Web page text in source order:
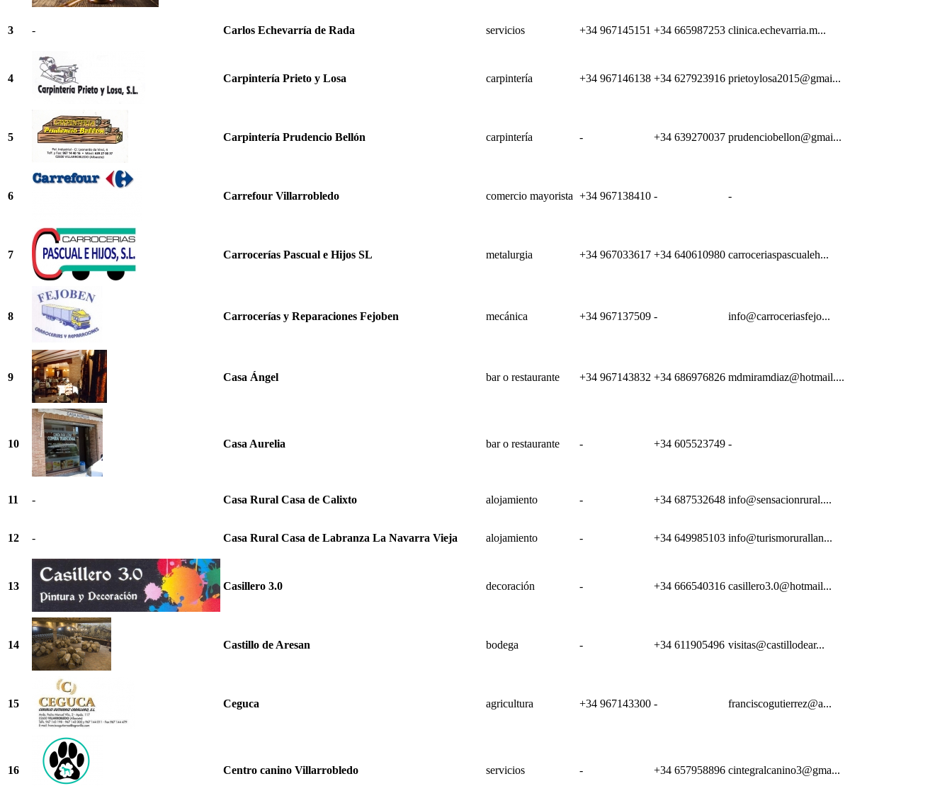
3 - Carlos Echevarría de Rada servicios +34 967145151 +34 665987253 clinica.echevarria.m...
4 Carpintería Prieto y Losa carpintería +34 967146138 +34 627923916 prietoylosa2015@gmai...
5 Carpintería Prudencio Bellón carpintería - +34 639270037 prudenciobellon@gmai...
6 Carrefour Villarrobledo comercio mayorista +34 967138410 - -
7 Carrocerías Pascual e Hijos SL metalurgia +34 967033617 +34 640610980 carroceriaspascualeh...
8 Carrocerías y Reparaciones Fejoben mecánica +34 967137509 - info@carroceriasfejo...
9 Casa Ángel bar o restaurante +34 967143832 +34 686976826 mdmiramdiaz@hotmail....
10 Casa Aurelia bar o restaurante - +34 605523749 -
11 - Casa Rural Casa de Calixto alojamiento - +34 687532648 info@sensacionrural....
12 - Casa Rural Casa de Labranza La Navarra Vieja alojamiento - +34 649985103 info@turismorurallan...
13 Casillero 3.0 decoración - +34 666540316 casillero3.0@hotmail...
14 Castillo de Aresan bodega - +34 611905496 visitas@castillodear...
15 Ceguca agricultura +34 967143300 - franciscogutierrez@a...
16 Centro canino Villarrobledo servicios - +34 657958896 cintegralcanino3@gma...